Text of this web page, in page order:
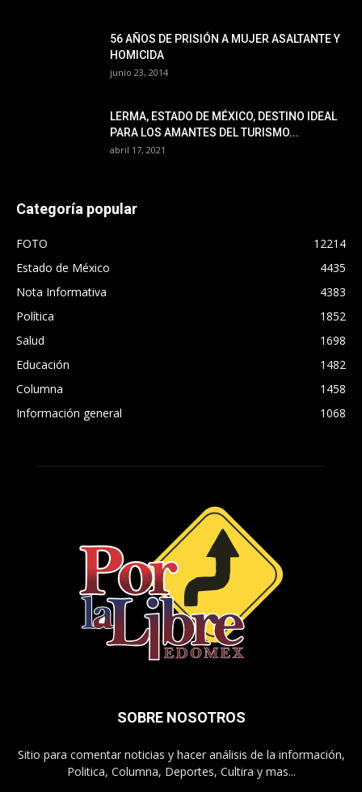
56 AÑOS DE PRISIÓN A MUJER ASALTANTE Y
HOMICIDA
junio 23, 2014
LERMA, ESTADO DE MÉXICO, DESTINO IDEAL
PARA LOS AMANTES DEL TURISMO...
abril 17, 2021
Categoría popular
FOTO
12214
Estado de México
4435
Nota Informativa
4383
Política
1852
Salud
1698
Educación
1482
Columna
1458
Información general
1068
SOBRE NOSOTROS
Sitio para comentar noticias y hacer análisis de la información,
Politica, Columna, Deportes, Cultira y mas...